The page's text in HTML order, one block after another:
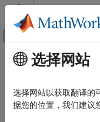
跳到内容
画布外导航
文档主页
MATLAB Production Server
主要内容
本页采用了机器翻译
Excel集成
选择网站
选择网站以获取翻译的
据您的位置，我们建议